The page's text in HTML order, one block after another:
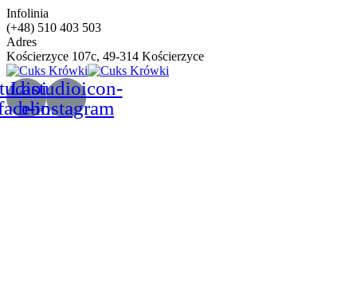
Infolinia
(+48) 510 403 503
Adres
Kościerzyce 107c, 49-314 Kościerzyce
Lastudioicon-
b-instagram